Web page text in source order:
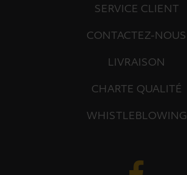
SERVICE CLIENT
CONTACTEZ-NOUS
LIVRAISON
CHARTE QUALITÉ
WHISTLEBLOWING